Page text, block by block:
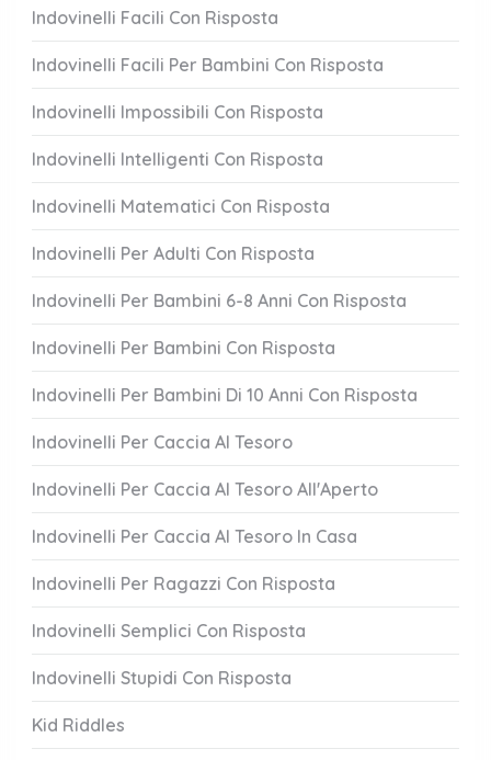
Indovinelli Facili Con Risposta
Indovinelli Facili Per Bambini Con Risposta
Indovinelli Impossibili Con Risposta
Indovinelli Intelligenti Con Risposta
Indovinelli Matematici Con Risposta
Indovinelli Per Adulti Con Risposta
Indovinelli Per Bambini 6-8 Anni Con Risposta
Indovinelli Per Bambini Con Risposta
Indovinelli Per Bambini Di 10 Anni Con Risposta
Indovinelli Per Caccia Al Tesoro
Indovinelli Per Caccia Al Tesoro All'Aperto
Indovinelli Per Caccia Al Tesoro In Casa
Indovinelli Per Ragazzi Con Risposta
Indovinelli Semplici Con Risposta
Indovinelli Stupidi Con Risposta
Kid Riddles